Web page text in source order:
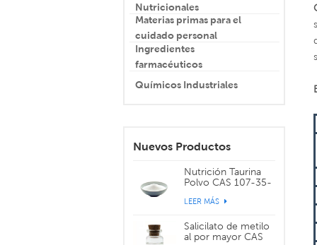
Nutricionales
Materias primas para el
cuidado personal
Ingredientes
farmacéuticos
Químicos Industriales
Nuevos Productos
Nutrición Taurina
Polvo CAS 107-35-
LEER MÁS
Salicilato de metilo
al por mayor CAS